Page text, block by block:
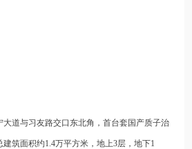
道与习友路交口东北角，首台套国产质子治
筑面积约1.4万平方米，地上3层，地下1